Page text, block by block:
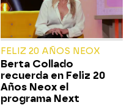
FELIZ 20 AÑOS NEOX
Berta Collado
recuerda en Feliz 20
Años Neox el
programa Next